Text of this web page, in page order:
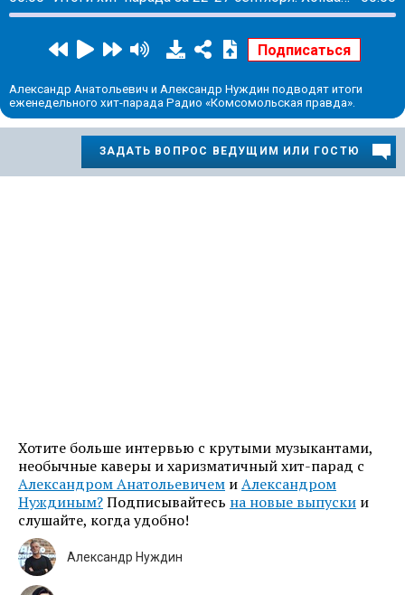
Александр Анатольевич и Александр Нуждин подводят итоги
еженедельного хит-парада Радио «Комсомольская правда».
ЗАДАТЬ ВОПРОС ВЕДУЩИМ ИЛИ ГОСТЮ
Хотите больше интервью с крутыми музыкантами,
необычные каверы и харизматичный хит-парад с
Александром Анатольевичем иАлександром
Нуждиным?Подписывайтесь на новые выпуски и
слушайте, когда удобно!
Александр Нуждин